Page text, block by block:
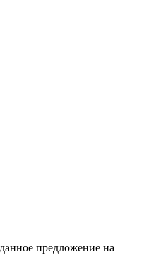
предложение на